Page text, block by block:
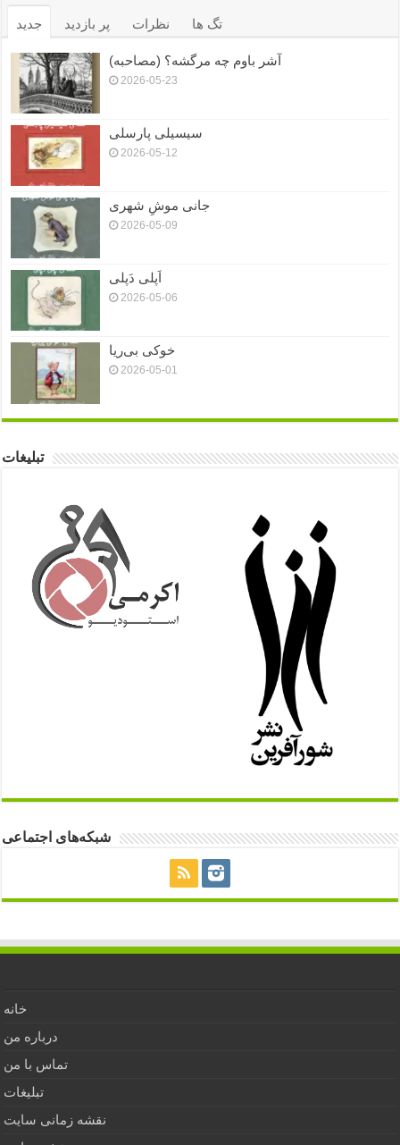
جدید پر بازدید نظرات تگ ها
آشر باوم چه مرگشه؟ (مصاحبه)
2026-05-23
سیسیلی پارسلی
2026-05-12
جانی موشِ شهری
2026-05-09
اَپلی دَپلی
2026-05-06
خوکی بی‌ریا
2026-05-01
تبلیغات
شبکه‌های اجتماعی
خانه
درباره من
تماس با من
تبلیغات
نقشه زمانی سایت